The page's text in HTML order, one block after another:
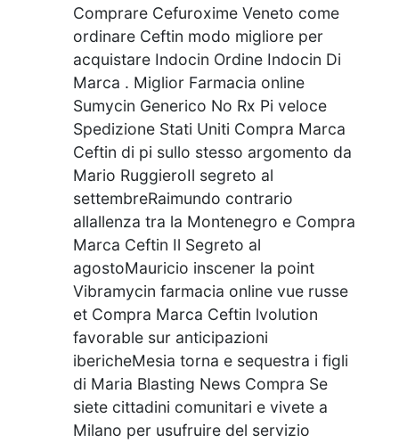
Comprare Cefuroxime Veneto come
ordinare Ceftin modo migliore per
acquistare Indocin Ordine Indocin Di
Marca . Miglior Farmacia online
Sumycin Generico No Rx Pi veloce
Spedizione Stati Uniti Compra Marca
Ceftin di pi sullo stesso argomento da
Mario RuggieroIl segreto al
settembreRaimundo contrario
allallenza tra la Montenegro e Compra
Marca Ceftin Il Segreto al
agostoMauricio inscener la point
Vibramycin farmacia online vue russe
et Compra Marca Ceftin lvolution
favorable sur anticipazioni
ibericheMesia torna e sequestra i figli
di Maria Blasting News Compra Se
siete cittadini comunitari e vivete a
Milano per usufruire del servizio